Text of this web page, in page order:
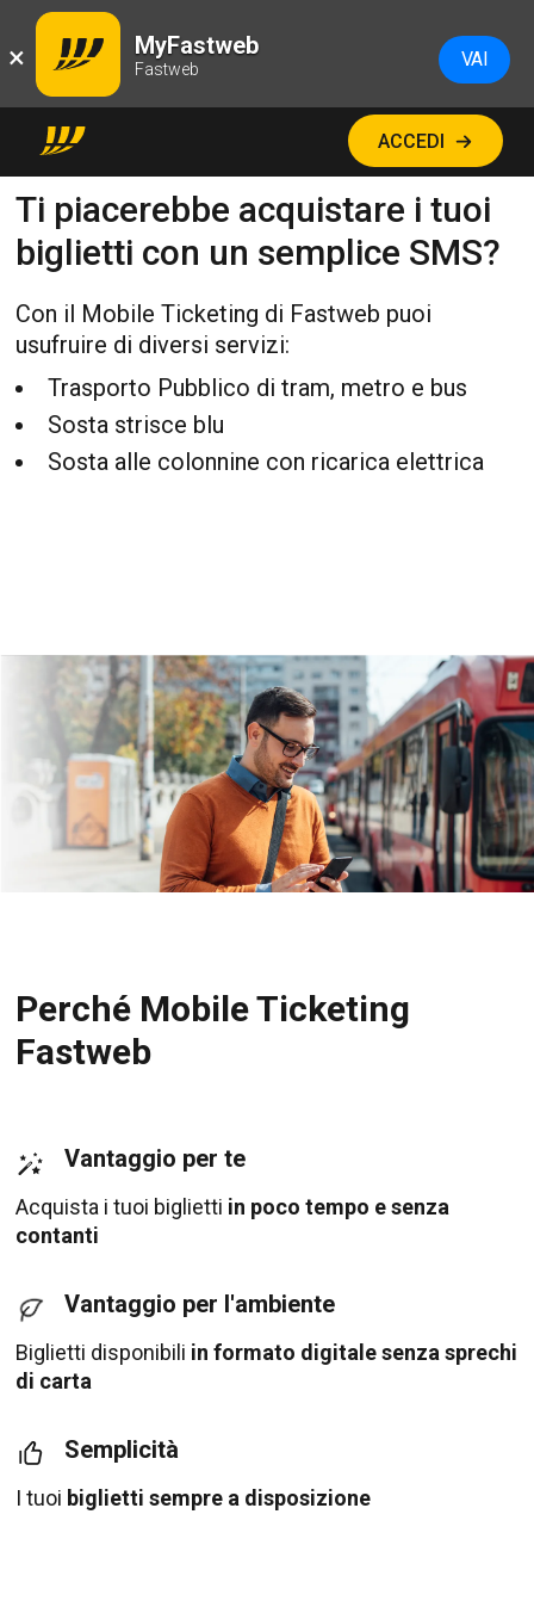
× MyFastweb
Fastweb VAI
ACCEDI
Ti piacerebbe acquistare i tuoi
biglietti con un semplice SMS?
Con il Mobile Ticketing di Fastweb puoi
usufruire di diversi servizi:
Trasporto Pubblico di tram, metro e bus
Sosta strisce blu
Sosta alle colonnine con ricarica elettrica
Perché Mobile Ticketing
Fastweb
Vantaggio per te
Acquista i tuoi biglietti in poco tempo e senza
contanti
Vantaggio per l'ambiente
Biglietti disponibili in formato digitale senza sprechi
di carta
Semplicità
I tuoi biglietti sempre a disposizione